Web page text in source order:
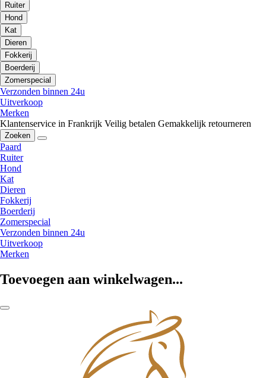
Ruiter
Hond
Kat
Dieren
Fokkerij
Boerderij
Zomerspecial
Verzonden binnen 24u
Uitverkoop
Merken
Klantenservice in Frankrijk Veilig betalen Gemakkelijk retourneren
Zoeken
Paard
Ruiter
Hond
Kat
Dieren
Fokkerij
Boerderij
Zomerspecial
Verzonden binnen 24u
Uitverkoop
Merken
Toevoegen aan winkelwagen...